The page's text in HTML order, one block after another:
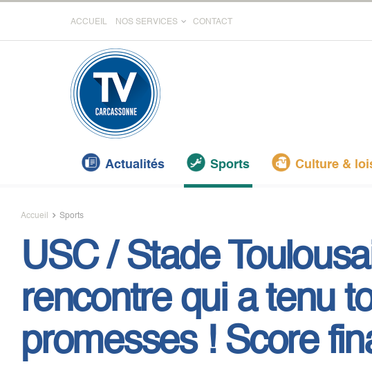
ACCUEIL NOS SERVICES CONTACT
Actualités Sports Culture &
Accueil Sports
USC / Stade
rencontre qui a tenu
promesses ! Score